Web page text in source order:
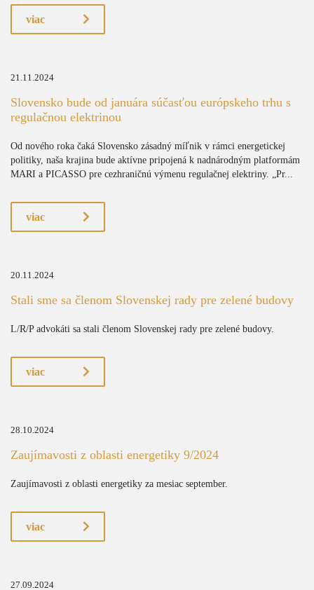
viac
21.11.2024
Slovensko bude od januára súčasťou európskeho trhu s
regulačnou elektrinou
Od nového roka čaká Slovensko zásadný míľnik v rámci energetickej
politiky, naša krajina bude aktívne pripojená k nadnárodným platformám
MARI a PICASSO pre cezhraničnú výmenu regulačnej elektriny. „Pr...
viac
20.11.2024
Stali sme sa členom Slovenskej rady pre zelené budovy
L/R/P advokáti sa stali členom Slovenskej rady pre zelené budovy.
viac
28.10.2024
Zaujímavosti z oblasti energetiky 9/2024
Zaujímavosti z oblasti energetiky za mesiac september.
viac
27.09.2024